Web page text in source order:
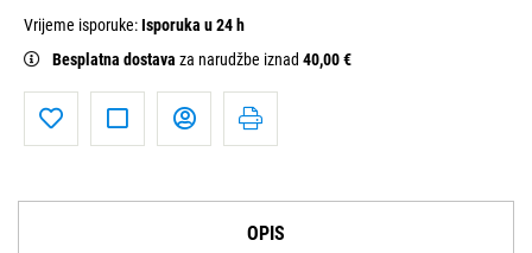
Vrijeme isporuke:Isporuka u 24 h
Besplatna dostava za narudžbe iznad 40,00 €
OPIS